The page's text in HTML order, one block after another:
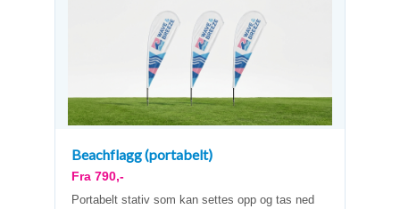
Beachflagg (portabelt)
Fra 790,-
Portabelt stativ som kan settes opp og tas ned